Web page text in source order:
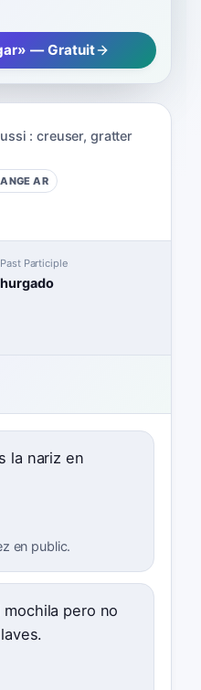
— Gratuit
: creuser, gratter
AR
Past Participle
hurgado
la nariz en
en public.
pero no